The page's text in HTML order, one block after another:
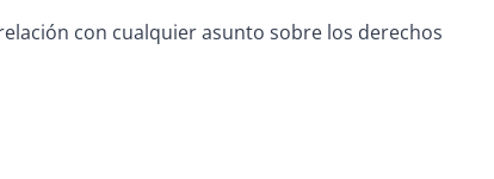
con cualquier asunto sobre los derechos